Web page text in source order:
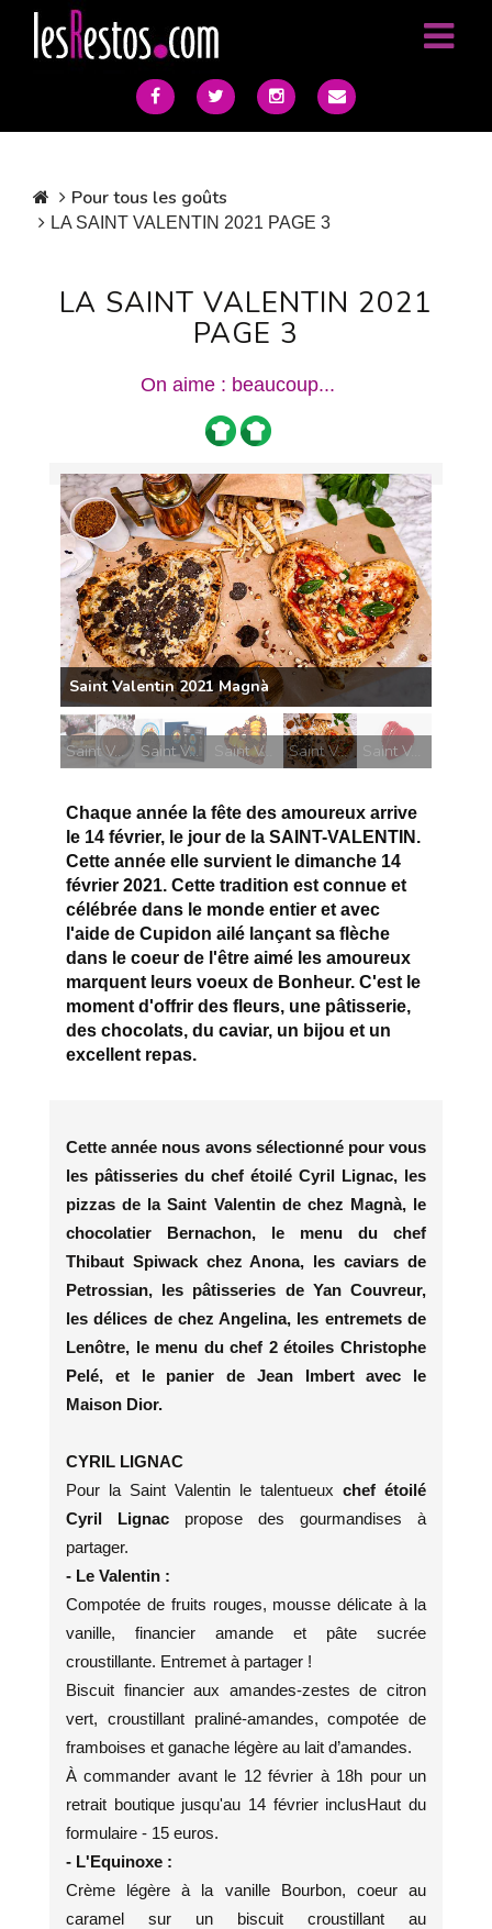
Pour tous les goûts
LA SAINT VALENTIN 2021 PAGE 3
LA SAINT VALENTIN 2021
PAGE 3
On aime : beaucoup...
Saint Valentin 2021 Magnà
Saint Valentin 2021 Cyril Lignac
Saint Valentin 2021 Magnà
Saint Valentin 2021 Bernachon
Saint Valentin 2021 Petrossian
Saint Valentin 2021 Yann Couvreur
Chaque année la fête des amoureux arrive
le 14 février, le jour de la SAINT-VALENTIN.
Cette année elle survient le dimanche 14
février 2021. Cette tradition est connue et
célébrée dans le monde entier et avec
l'aide de Cupidon ailé lançant sa flèche
dans le coeur de l'être aimé les amoureux
marquent leurs voeux de Bonheur. C'est le
moment d'offrir des fleurs, une pâtisserie,
des chocolats, du caviar, un bijou et un
excellent repas.
Cette année nous avons sélectionné pour vous
les pâtisseries du chef étoilé Cyril Lignac, les
pizzas de la Saint Valentin de chez Magnà, le
chocolatier Bernachon, le menu du chef
Thibaut Spiwack chez Anona, les caviars de
Petrossian, les pâtisseries de Yan Couvreur,
les délices de chez Angelina, les entremets de
Lenôtre, le menu du chef 2 étoiles Christophe
Pelé, et le panier de Jean Imbert avec le
Maison Dior.
CYRIL LIGNAC
Pour la Saint Valentin le talentueux chef étoilé
Cyril Lignac propose des gourmandises à
partager.
- Le Valentin :
Compotée de fruits rouges, mousse délicate à la
vanille, financier amande et pâte sucrée
croustillante. Entremet à partager !
Biscuit financier aux amandes-zestes de citron
vert, croustillant praliné-amandes, compotée de
framboises et ganache légère au lait d’amandes.
À commander avant le 12 février à 18h pour un
retrait boutique jusqu'au 14 février inclusHaut du
formulaire - 15 euros.
- L'Equinoxe :
Crème légère à la vanille Bourbon, coeur au
caramel sur un biscuit croustillant au